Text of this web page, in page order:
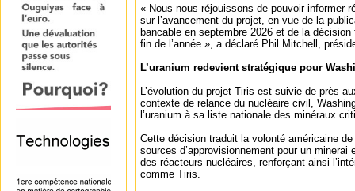
« Nous nous réjouissons de pouvoir informer
sur l’avancement du projet, en vue de la
bancable en septembre 2026 et de la décision
fin de l’année », a déclaré Phil Mitchell,
L’uranium redevient stratégique pour
L’évolution du projet Tiris est suivie de près
contexte de relance du nucléaire civil,
l’uranium à sa liste nationale des minéraux
Cette décision traduit la volonté américaine
sources d’approvisionnement pour un
des réacteurs nucléaires, renforçant ainsi
comme Tiris.